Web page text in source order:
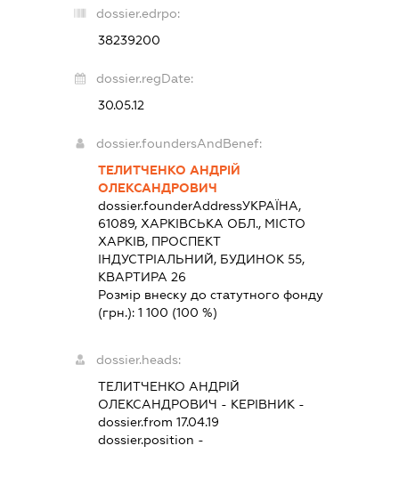
dossier.edrpo:
38239200
dossier.regDate:
30.05.12
dossier.foundersAndBenef:
ТЕЛИТЧЕНКО АНДРІЙ
ОЛЕКСАНДРОВИЧ
dossier.founderAddressУКРАЇНА,
61089, ХАРКІВСЬКА ОБЛ., МІСТО
ХАРКІВ, ПРОСПЕКТ
ІНДУСТРІАЛЬНИЙ, БУДИНОК 55,
КВАРТИРА 26
Розмір внеску до статутного фонду
(грн.): 1 100 (100 %)
dossier.heads:
ТЕЛИТЧЕНКО АНДРІЙ
ОЛЕКСАНДРОВИЧ - КЕРІВНИК -
dossier.from 17.04.19
dossier.position -